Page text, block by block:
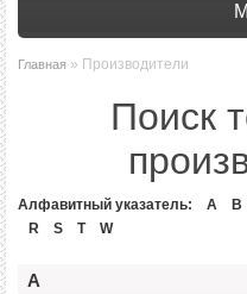
Главная » Производители
Поиск
Алфавитный указатель: A B
R
S T W
A